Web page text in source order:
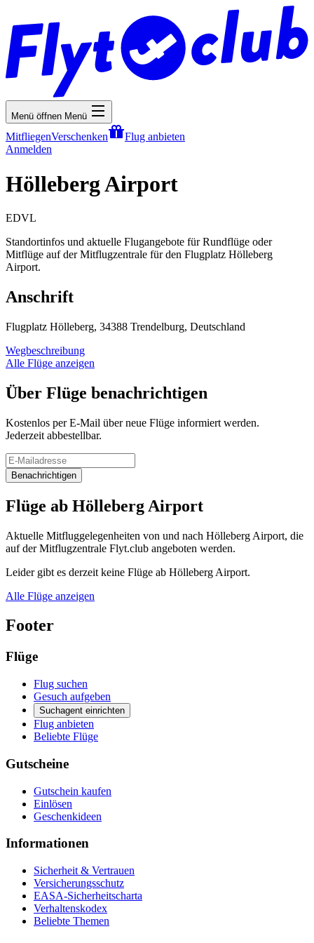
Menü öffnen Menü
MitfliegenVerschenken
Flug anbieten
Anmelden
Hölleberg Airport
EDVL
Standortinfos und aktuelle Flugangebote für Rundflüge oder
Mitflüge auf der Mitflugzentrale für den Flugplatz Hölleberg
Airport.
Anschrift
Flugplatz Hölleberg, 34388 Trendelburg, Deutschland
Wegbeschreibung
Alle Flüge anzeigen
Über Flüge benachrichtigen
Kostenlos per E-Mail über neue Flüge informiert werden.
Jederzeit abbestellbar.
Benachrichtigen
Flüge ab Hölleberg Airport
Aktuelle Mitfluggelegenheiten von und nach Hölleberg Airport, die
auf der Mitflugzentrale Flyt.club angeboten werden.
Leider gibt es derzeit keine Flüge ab Hölleberg Airport.
Alle Flüge anzeigen
Footer
Flüge
Flug suchen
Gesuch aufgeben
Suchagent einrichten
Flug anbieten
Beliebte Flüge
Gutscheine
Gutschein kaufen
Einlösen
Geschenkideen
Informationen
Sicherheit & Vertrauen
Versicherungsschutz
EASA-Sicherheitscharta
Verhaltenskodex
Beliebte Themen